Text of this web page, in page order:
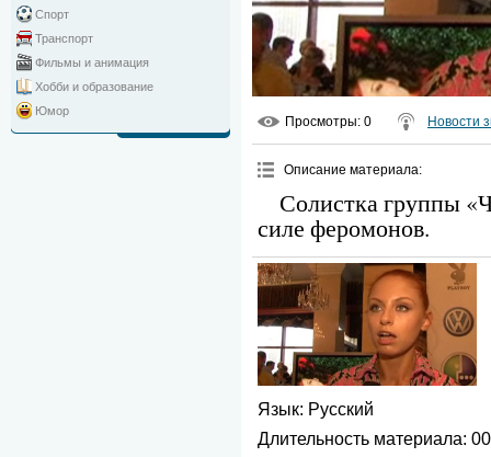
Спорт
Транспорт
Фильмы и анимация
Хобби и образование
Юмор
Просмотры: 0 Новости
Описание материала:
Солистка группы
силе феромонов.
Язык: Русский
Длительность материала: